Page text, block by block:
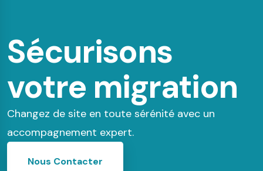
Sécurisons
votre migration
Changez de site en toute sérénité avec un
accompagnement expert.
Nous Contacter